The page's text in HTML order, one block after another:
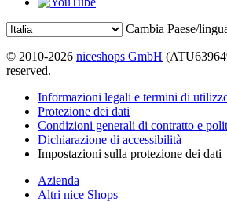
Cambia Paese/
© 2010-2026 niceshops GmbH
reserved.
Informazioni legali e termini di
Protezione dei dati
Condizioni generali di contratto e
Dichiarazione di accessibilità
Impostazioni sulla protezione dei dati
Azienda
Altri nice Shops